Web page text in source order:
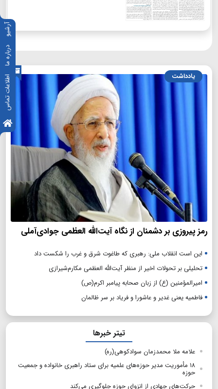
آرشیو
درباره ما
اطلاعات تماس یادداشت
رمز پیروزی بر دشمنان از نگاه آیت‌الله العظمی جوادی‌آملی
این است انقلاب ملی: رهبری که طاغوت شرق و غرب را شکست داد
تحلیلی بر تحولات اخیر از منظر آیت‌الله العظمی مکارم‌شیرازی
امیرالمؤمنین (ع) از زبان صحابه پیامبر اکرم(ص)
فاطمیه یعنی غدیر و عاشورا و فریاد بر سر ظالمان
تیتر خبرها
علامه ملا محمدزمان سوادکوهی(ره)
۱۸ مأموریت مدیر حوزه‌های علمیه برای ستاد راهبری خانواده و جمعیت
حوزه
حرکت‌های جهادی از انزوای حوزه جلوگیری می‌کند